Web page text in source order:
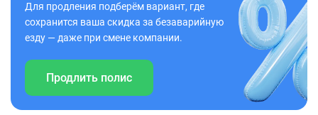
Для продления подберём вариант, где
сохранится ваша скидка за безаварийную
езду — даже при смене компании.
Продлить полис